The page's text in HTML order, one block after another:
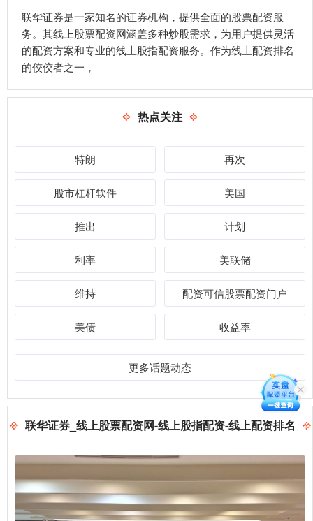
联华证券是一家知名的证券机构，提供全面的股票配资服
务。其线上股票配资网涵盖多种炒股需求，为用户提供灵活
的配资方案和专业的线上股指配资服务。作为线上配资排名
的佼佼者之一，
热点关注
特朗 再次
股市杠杆软件 美国
推出 计划
利率 美联储
维持 配资可信股票配资门户
美债 收益率
更多话题动态
联华证券_线上股票配资网-线上股指配资-线上配资排名